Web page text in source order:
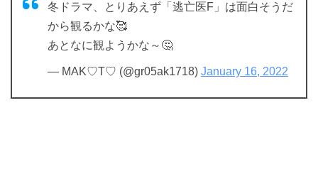
冬ドラマ、とりあえず「逃亡医F」は面白そうだ
から観るかな🥰
あとなに観ようかな～🤔
— MAK♡T♡ (@gr05ak1718) January 16, 2022